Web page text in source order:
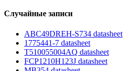
Случайные записи
ABC49DREH-S734 datasheet
1775441-7 datasheet
T510055004AQ datasheet
FCP1210H123J datasheet